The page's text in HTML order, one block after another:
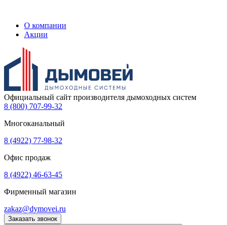
О компании
Акции
Официальный сайт производителя дымоходных систем
8 (800) 707-99-32
Многоканальный
8 (4922) 77-98-32
Офис продаж
8 (4922) 46-63-45
Фирменный магазин
zakaz@dymovei.ru
Заказать звонок